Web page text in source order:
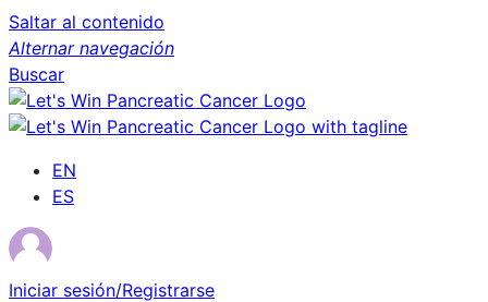
Saltar al contenido
Alternar navegación
Buscar
EN
ES
Iniciar sesión/Registrarse